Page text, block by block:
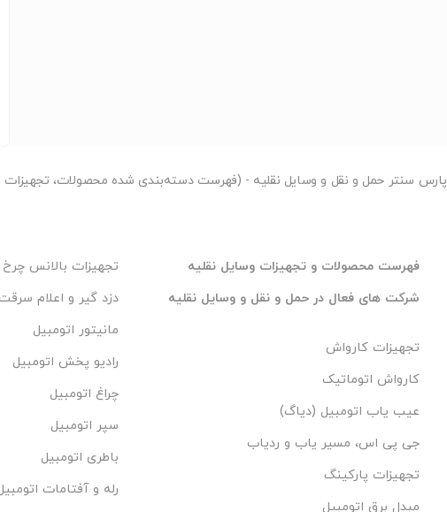
پارس سنتر حمل و نقل و وسایل نقلیه - (فهرست دسته‌بندی شده محصولات، تجهیزات
فهرست محصولات و تجهیزات وسایل نقلیه
شرکت های فعال در حمل و نقل و وسایل نقلیه
تجهیزات کارواش
کارواش اتوماتیک
عیب یاب اتومبیل (دیاگ)
جی پی اس، مسیر یاب و ردیاب
تجهیزات پارکینگ
مبدل برق اتومبیل
تجهیزات بالانس چرخ
دزد گیر و اعلام
مانیتور اتومبیل
رادیو پخش اتومبیل
چراغ اتومبیل
سپر اتومبیل
باطری اتومبیل
رله و آفتامات